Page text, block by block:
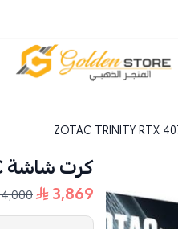
المتجر الذهبي
كرت شاشة ZOTAC TRINITY RTX 4070 TI - 3X - 12GB - OC
3,869
4,000